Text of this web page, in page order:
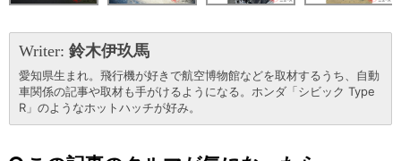
Writer: 鈴木伊玖馬
愛知県生まれ。飛行機が好きで航空博物館などを取材するうち、自動
車関係の記事や取材も手がけるようになる。ホンダ「シビック Type
R」のようなホットハッチが好み。